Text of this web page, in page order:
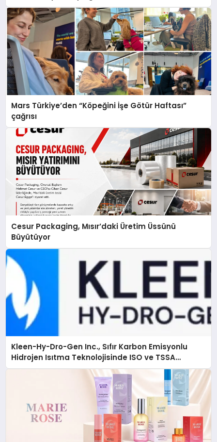
Mars Türkiye’den “Köpeğini İşe Götür Haftası”
çağrısı
Cesur Packaging, Mısır’daki Üretim Üssünü
Büyütüyor
Kleen-Hy-Dro-Gen Inc., Sıfır Karbon Emisyonlu
Hidrojen Isıtma Teknolojisinde ISO ve TSSA
Düzenleyici Onaylarını Aldı